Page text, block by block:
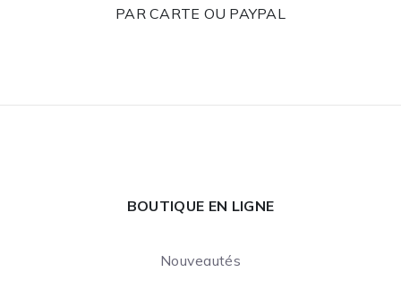
PAR CARTE OU PAYPAL
BOUTIQUE EN LIGNE
Nouveautés